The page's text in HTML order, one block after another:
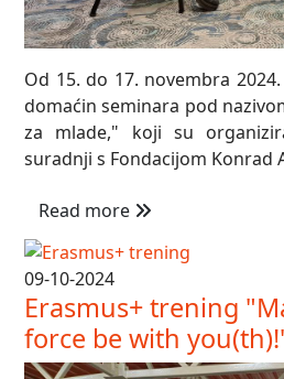
Od 15. do 17. novembra
domaćin seminara pod
za mlade," koji su
suradnji s Fondacijom Konrad
Read more
09-10-2024
Erasmus+ trening
force be with